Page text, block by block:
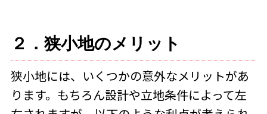
２．狭小地のメリット
狭小地には、いくつかの意外なメリットがあ
ります。もちろん設計や立地条件によって左